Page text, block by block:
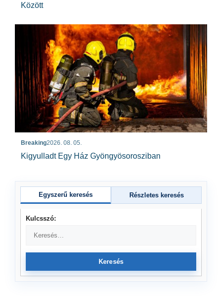
Között
Breaking2026. 08. 05.
Kigyulladt Egy Ház Gyöngyösorosziban
Egyszerű keresés Részletes keresés
Kulcsszó:
Keresés